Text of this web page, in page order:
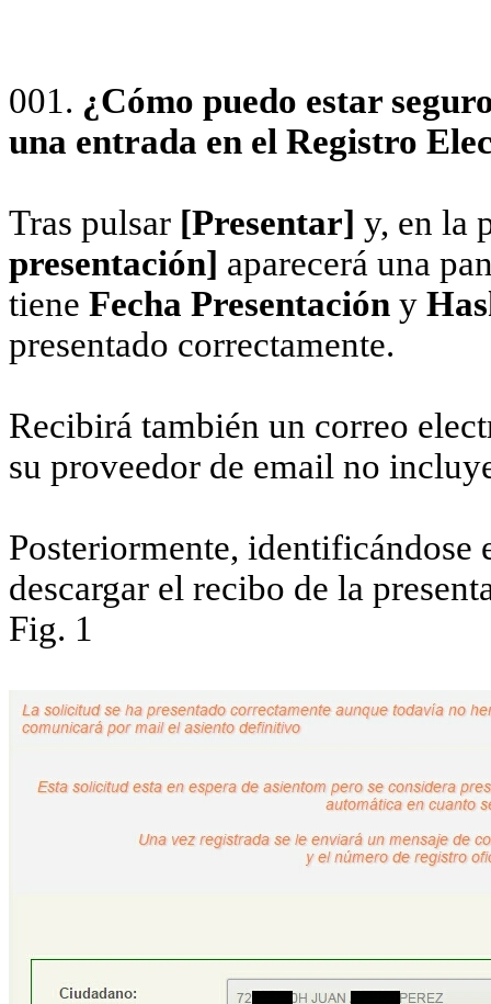
001. ¿Cómo puedo estar
una entrada en el Registro
Tras pulsar [Presentar] y, en la
presentación] aparecerá una
tiene Fecha Presentación y
presentado correctamente.
Recibirá también un correo
su proveedor de email no
Posteriormente,
descargar el recibo de la
Fig. 1